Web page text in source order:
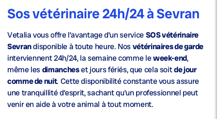
Sos vétérinaire 24h/24 à Sevran
Vetalia vous offre l’avantage d’un serviceSOS vétérinaire
Sevrandisponible à toute heure. Nosvétérinaires de garde
interviennent 24h/24, la semaine comme leweek-end,
même lesdimancheset jours fériés, que cela soitde jour
comme de nuit. Cette disponibilité constante vous assure
une tranquillité d’esprit, sachant qu’un professionnel peut
venir en aide à votre animal à tout moment.